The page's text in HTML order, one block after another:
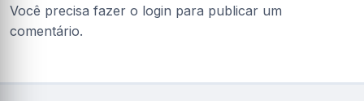
Você precisa fazer o login para publicar um
comentário.